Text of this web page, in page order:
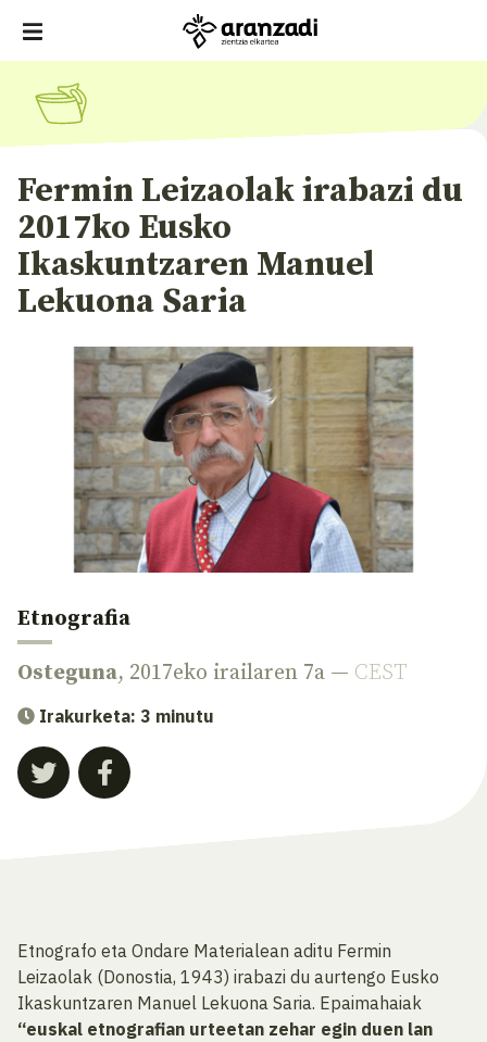
Fermin Leizaolak irabazi du
2017ko Eusko
Ikaskuntzaren Manuel
Lekuona Saria
Etnografia
Osteguna, 2017eko irailaren 7a — CEST
Irakurketa: 3 minutu
Etnografo eta Ondare Materialean aditu Fermin
Leizaolak (Donostia, 1943) irabazi du aurtengo Eusko
Ikaskuntzaren Manuel Lekuona Saria. Epaimahaiak
“euskal etnografian urteetan zehar egin duen lan